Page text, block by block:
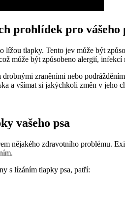
prohlídek pro vášeho
lížou tlapky. Tento jev může být
může být způsobeno alergií,
zraněními nebo
a všímat si jakýchkoli změn v jeho
vašeho psa
nějakého zdravotního problému.
s lízáním tlapky psa, patří: